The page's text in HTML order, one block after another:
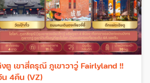
ตู เขาสี่ดรุณี ภูเขาวาวู่ Fairlyland !!
ม่ลงร้าน) 5วัน 4คืน (VZ)